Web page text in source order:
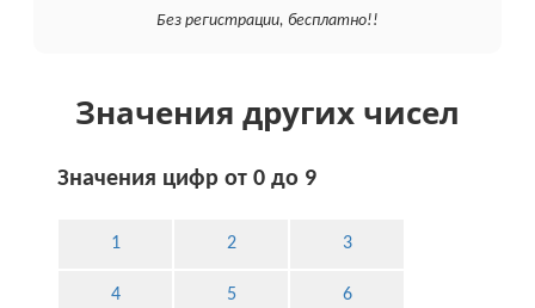
Без регистрации, бесплатно!!
Значения других чисел
Значения цифр от 0 до 9
1 2 3
4 5 6